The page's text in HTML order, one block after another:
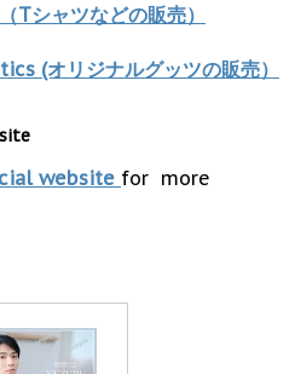
シャツなどの販売）
(オリジナルグッツの販売）
website for more